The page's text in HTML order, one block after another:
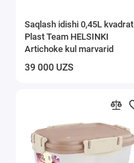
Saqlash idishi 0,45L kvadrat
Plast Team HELSINKI
Artichoke kul marvarid
39 000 UZS